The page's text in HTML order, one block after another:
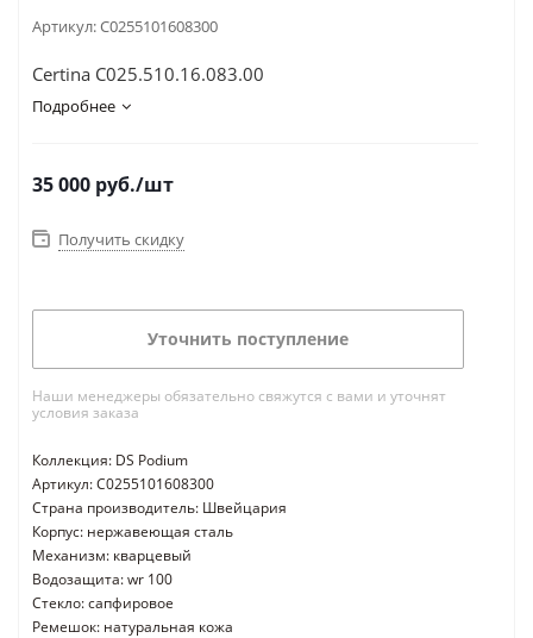
Артикул:C0255101608300
Certina C025.510.16.083.00
Подробнее
35 000 руб./шт
Получить скидку
Уточнить поступление
Наши менеджеры обязательно свяжутся с вами и уточнят
условия заказа
Коллекция: DS Podium
Артикул: C0255101608300
Страна производитель: Швейцария
Корпус: нержавеющая сталь
Механизм: кварцевый
Водозащита: wr 100
Стекло: сапфировое
Ремешок: натуральная кожа